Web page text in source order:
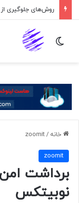
تغییر پوسته
خانه /
zoomit
zoomit
برداشت
نوبیتکس